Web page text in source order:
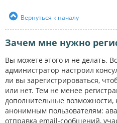
Вернуться к началу
Зачем мне нужно
Вы можете этого и не делать.
администратор настроил
ли вы зарегистрироваться,
или нет. Тем не менее
дополнительные возможности,
анонимным пользователям:
отправка email-сообщений,